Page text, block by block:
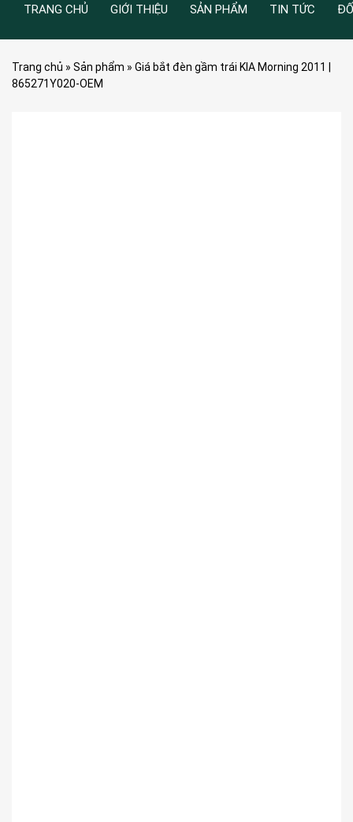
TRANG CHỦ GIỚI THIỆU SẢN PHẨM TIN TỨC
Trang chủ » Sản phẩm » Giá bắt đèn gầm trái KIA Morning 2011 |
865271Y020-OEM